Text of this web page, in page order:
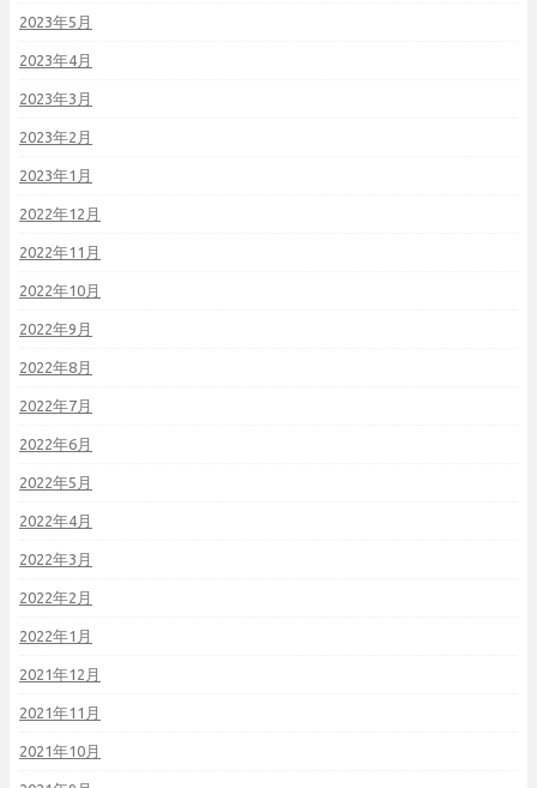
2023年5月
2023年4月
2023年3月
2023年2月
2023年1月
2022年12月
2022年11月
2022年10月
2022年9月
2022年8月
2022年7月
2022年6月
2022年5月
2022年4月
2022年3月
2022年2月
2022年1月
2021年12月
2021年11月
2021年10月